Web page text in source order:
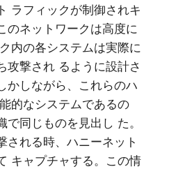
ラフィックが制御されキ
のネットワークは高度に
内の各システムは実際に
攻撃され るように設計さ
かしながら、これらのハ
的なシステムであるの
同じものを見出し た。
される時、ハニーネット
キャプチャする。この情